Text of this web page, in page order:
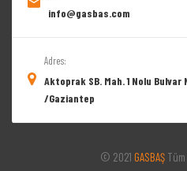
info@gasbas.com
Adres:
Aktoprak SB. Mah. 1 Nolu Bulvar
/Gaziantep
© 2021 GASBAŞ